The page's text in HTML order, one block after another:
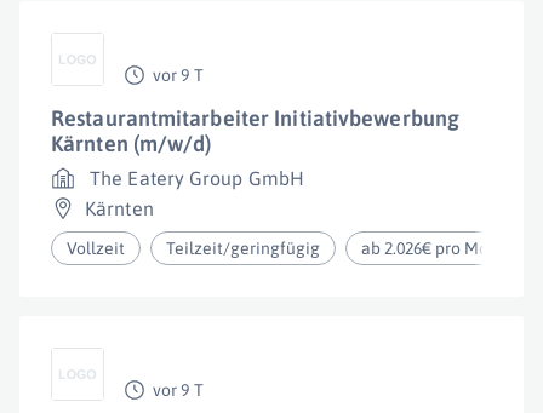
vor 9 T
Restaurantmitarbeiter Initiativbewerbung
Kärnten (m/w/d)
The Eatery Group GmbH
Kärnten
Vollzeit Teilzeit/geringfügig ab 2.026€ pro Monat
vor 9 T